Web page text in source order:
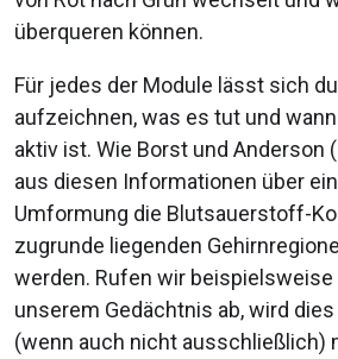
überqueren können.
Für jedes der Module lässt sich
aufzeichnen, was es tut und
aktiv ist. Wie Borst und Anderson
aus diesen Informationen über
Umformung die Blutsauerstoff-
zugrunde liegenden
werden. Rufen wir beispielsweise
unserem Gedächtnis ab, wird
(wenn auch nicht ausschließlich)